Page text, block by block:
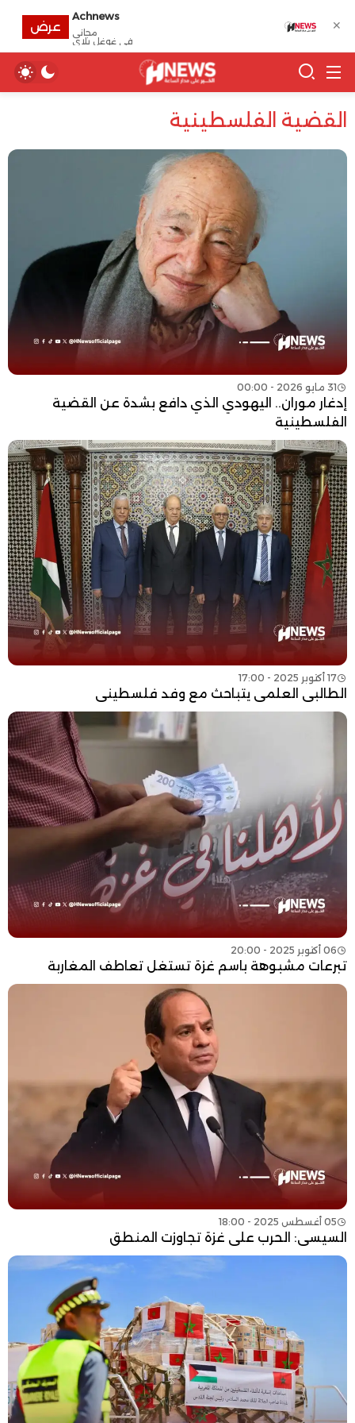
القضية الفلسطينية
31 مايو 2026 - 00:00
إدغار موران.. اليهودي الذي دافع بشدة عن القضية
الفلسطينية
17 أكتوبر 2025 - 17:00
الطالبي العلمي يتباحث مع وفد فلسطيني
06 أكتوبر 2025 - 20:00
تبرعات مشبوهة باسم غزة تستغل تعاطف المغاربة
05 أغسطس 2025 - 18:00
السيسي: الحرب على غزة تجاوزت المنطق
✕
Achnews
مجانى
في غوغل بلاي
عرض